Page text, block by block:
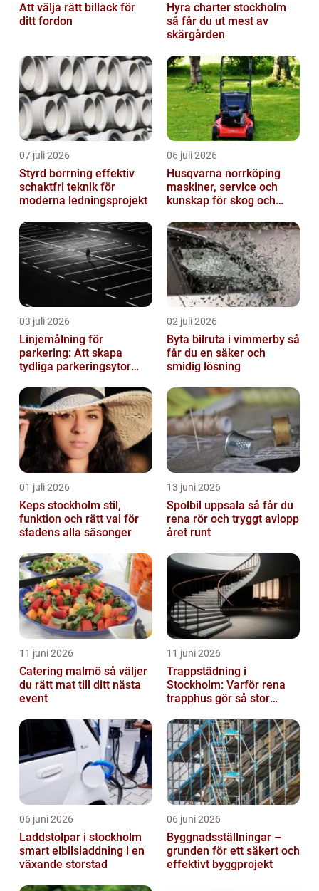
Att välja rätt billack för
ditt fordon
Hyra charter stockholm
så får du ut mest av
skärgården
07 juli 2026
Styrd borrning effektiv
schaktfri teknik för
moderna ledningsprojekt
06 juli 2026
Husqvarna norrköping
maskiner, service och
kunskap för skog och
03 juli 2026
Linjemålning för
parkering: Att skapa
tydliga parkeringsytor
parkeringslinjer
02 juli 2026
Byta bilruta i vimmerby så
får du en säker och
smidig lösning
01 juli 2026
Keps stockholm stil,
funktion och rätt val för
stadens alla säsonger
13 juni 2026
Spolbil uppsala så får du
rena rör och tryggt avlopp
året runt
11 juni 2026
Catering malmö så väljer
du rätt mat till ditt nästa
event
11 juni 2026
Trappstädning i
Stockholm: Varför rena
trapphus gör så stor
06 juni 2026
Laddstolpar i stockholm
smart elbilsladdning i en
växande storstad
06 juni 2026
Byggnadsställningar –
grunden för ett säkert och
effektivt byggprojekt